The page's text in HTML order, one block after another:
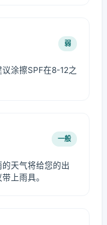
弱
涂擦SPF在8-12之
一般
天气将给您的出
上雨具。